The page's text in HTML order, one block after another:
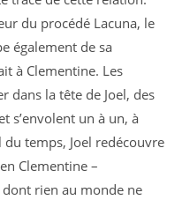
du procédé Lacuna, le
également de sa
à Clementine. Les
dans la tête de Joel, des
s’envolent un à un, à
temps, Joel redécouvre
Clementine –
dont rien au monde ne